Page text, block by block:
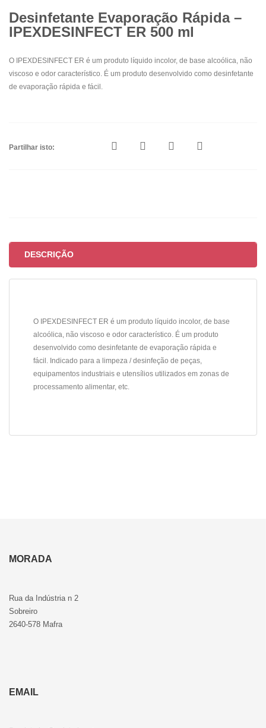
Desinfetante Evaporação Rápida –
IPEXDESINFECT ER 500 ml
O IPEXDESINFECT ER é um produto líquido incolor, de base alcoólica, não
viscoso e odor característico. É um produto desenvolvido como desinfetante
de evaporação rápida e fácil.
Partilhar isto:
DESCRIÇÃO
O IPEXDESINFECT ER é um produto líquido incolor, de base
alcoólica, não viscoso e odor característico. É um produto
desenvolvido como desinfetante de evaporação rápida e
fácil. Indicado para a limpeza / desinfeção de peças,
equipamentos industriais e utensílios utilizados em zonas de
processamento alimentar, etc.
MORADA
Rua da Indústria n 2
Sobreiro
2640-578 Mafra
EMAIL